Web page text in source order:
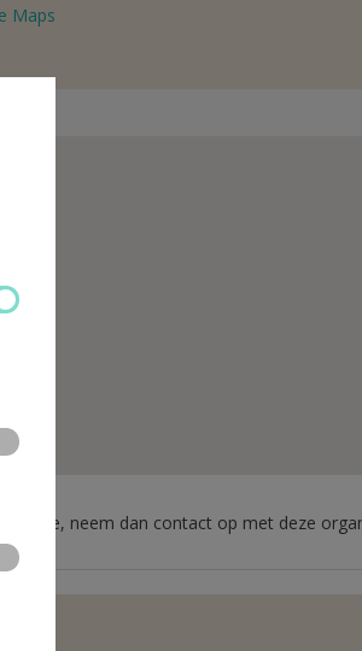
Maps
neem dan contact op met deze